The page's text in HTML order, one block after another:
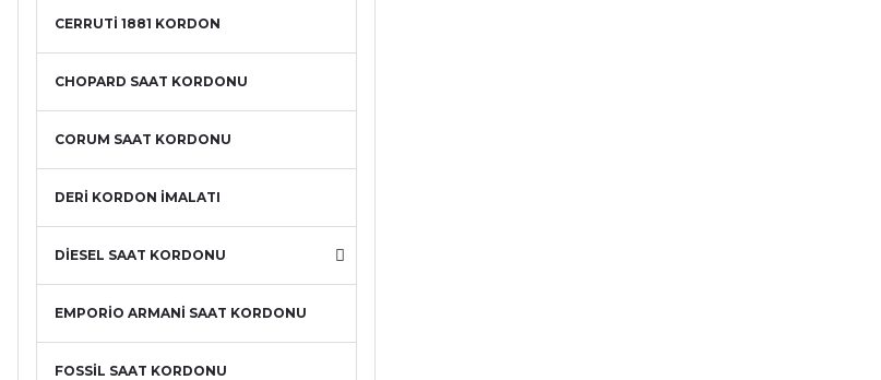
CERRUTİ 1881 KORDON
CHOPARD SAAT KORDONU
CORUM SAAT KORDONU
DERİ KORDON İMALATI
DİESEL SAAT KORDONU
EMPORİO ARMANİ SAAT KORDONU
FOSSİL SAAT KORDONU